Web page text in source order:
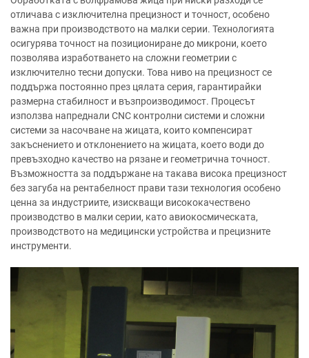
отличава с изключителна прецизност и точност, особено
важна при производството на малки серии. Технологията
осигурява точност на позициониране до микрони, което
позволява изработването на сложни геометрии с
изключително тесни допуски. Това ниво на прецизност се
поддържа постоянно през цялата серия, гарантирайки
размерна стабилност и възпроизводимост. Процесът
използва напреднали CNC контролни системи и сложни
системи за насочване на жицата, които компенсират
закъснението и отклонението на жицата, което води до
превъзходно качество на рязане и геометрична точност.
Възможността за поддържане на такава висока прецизност
без загуба на рентабелност прави тази технология особено
ценна за индустриите, изискващи висококачествено
производство в малки серии, като авиокосмическата,
производството на медицински устройства и прецизните
инструменти.